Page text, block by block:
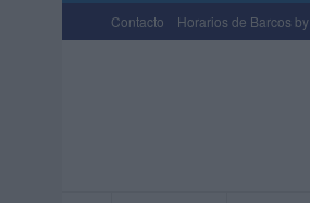
Contacto Horarios de Barcos